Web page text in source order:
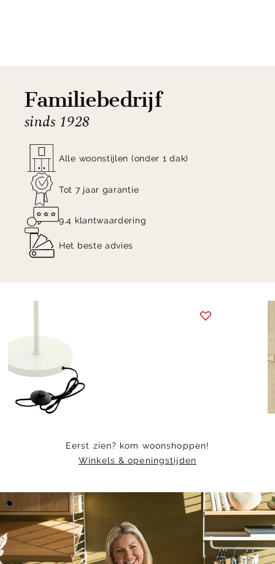
Familiebedrijf
sinds 1928
Alle woonstijlen (onder 1 dak)
Tot 7 jaar garantie
9.4 klantwaardering
Het beste advies
Eerst zien? kom woonshoppen!
Winkels & openingstijden